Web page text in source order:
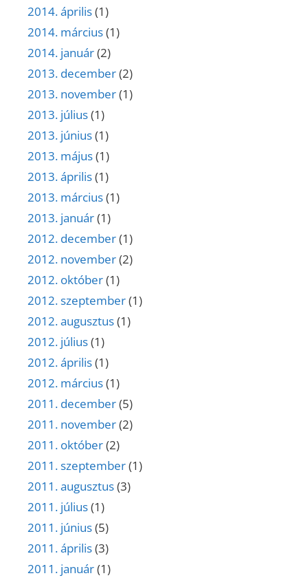
2014. április(1)
2014. március(1)
2014. január(2)
2013. december(2)
2013. november(1)
2013. július(1)
2013. június(1)
2013. május(1)
2013. április(1)
2013. március(1)
2013. január(1)
2012. december(1)
2012. november(2)
2012. október(1)
2012. szeptember(1)
2012. augusztus(1)
2012. július(1)
2012. április(1)
2012. március(1)
2011. december(5)
2011. november(2)
2011. október(2)
2011. szeptember(1)
2011. augusztus(3)
2011. július(1)
2011. június(5)
2011. április(3)
2011. január(1)